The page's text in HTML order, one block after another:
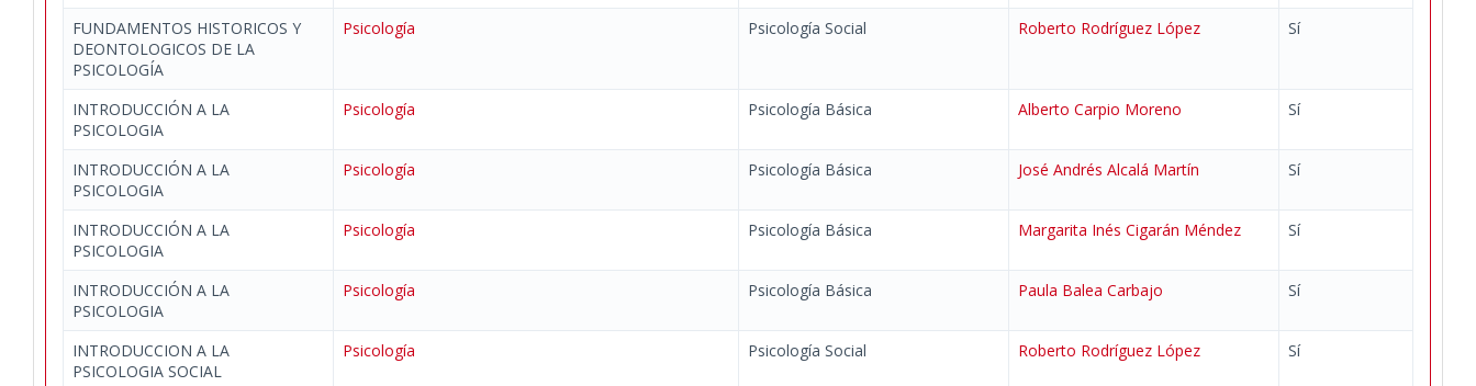
FUNDAMENTOS HISTORICOS Y
DEONTOLOGICOS DE LA
PSICOLOGÍA
Psicología Psicología Social Roberto Rodríguez López Sí
INTRODUCCIÓN A LA
PSICOLOGIA
Psicología Psicología Básica Alberto Carpio Moreno Sí
INTRODUCCIÓN A LA
PSICOLOGIA
Psicología Psicología Básica José Andrés Alcalá Martín Sí
INTRODUCCIÓN A LA
PSICOLOGIA
Psicología Psicología Básica Margarita Inés Cigarán Méndez Sí
INTRODUCCIÓN A LA
PSICOLOGIA
Psicología Psicología Básica Paula Balea Carbajo Sí
INTRODUCCION A LA
PSICOLOGIA SOCIAL
Psicología Psicología Social Roberto Rodríguez López Sí